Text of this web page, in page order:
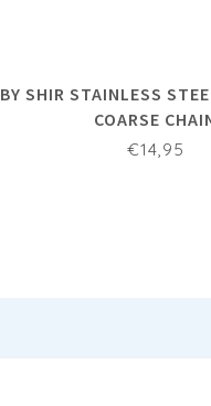
BY SHIR STAINLESS
COARSE
€14,95